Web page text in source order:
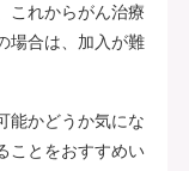
これからがん治療
場合は、加入が難
能かどうか気にな
ことをおすすめい